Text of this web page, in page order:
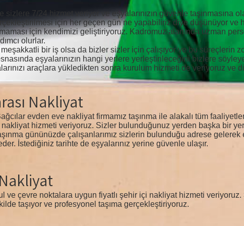
7/24 hizmet veriyor ve eşyalarınızın güvenle taşınmasına
için her geçen gün ne yapabiliriz diye düşünüyor ve
için kendimizi geliştiriyoruz. Kadromuz alanında uzman
olurlar.
bir iş olsa da bizler sizler için çalışıyor ve bu süreçlerin
eşyalarınızın hangi yerlere yerleştirileceğini bizlere
araçlara yükledikten sonra kurulum hizmeti de veriyoruz ve
Nakliyat
evden eve nakliyat firmamız taşınma ile alakalı tüm
nakliyat hizmeti veriyoruz. Sizler bulunduğunuz yerden başka bir
gününüzde çalışanlarımız sizlerin bulunduğu adrese gelerek
İstediğiniz tarihte de eşyalarınız yerine güvenle ulaşır.
ve çevre noktalara uygun fiyatlı şehir içi nakliyat hizmeti
taşıyor ve profesyonel taşıma gerçekleştiriyoruz.